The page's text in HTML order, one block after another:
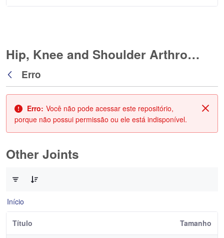
Hip, Knee and Shoulder Arthroplasty
Voltar
Erro
Erro: Você não pode acessar este repositório,
porque não possui permissão ou ele está indisponível.
Other Joints
Início
Título Tamanho